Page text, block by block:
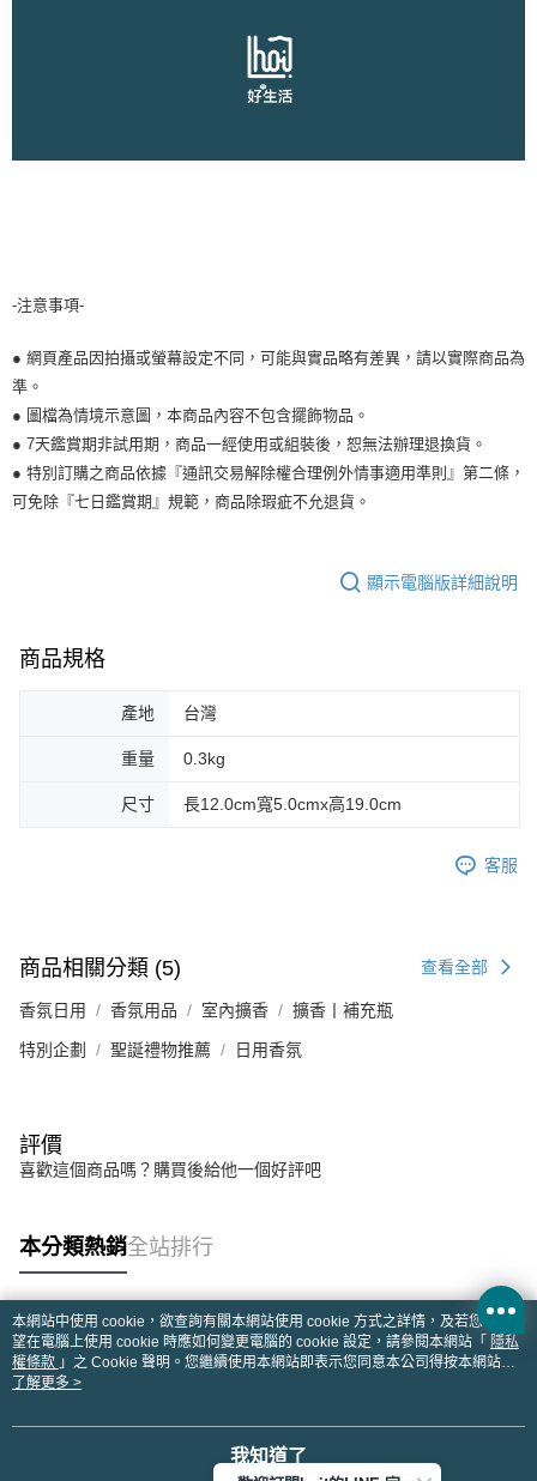
-注意事項-
● 網頁產品因拍攝或螢幕設定不同，可能與實品略有差異，請以實際商品為
準。
● 圖檔為情境示意圖，本商品內容不包含擺飾物品。
● 7天鑑賞期非試用期，商品一經使用或組裝後，恕無法辦理退換貨。
● 特別訂購之商品依據『通訊交易解除權合理例外情事適用準則』第二條，
可免除『七日鑑賞期』規範，商品除瑕疵不允退貨。
顯示電腦版詳細說明
商品規格
產地 台灣
重量 0.3kg
尺寸 長12.0cm寬5.0cmx高19.0cm
客服
商品相關分類 (5) 查看全部
香氛日用 香氛用品 室內擴香 擴香丨補充瓶
特別企劃 聖誕禮物推薦 日用香氛
評價
喜歡這個商品嗎？購買後給他一個好評吧
本分類熱銷全站排行
熱門標籤
本網站中使用 cookie，欲查詢有關本網站使用 cookie 方式之詳情，及若您不希
望在電腦上使用 cookie 時應如何變更電腦的 cookie 設定，請參閱本網站「 隱私
權條款 」之 Cookie 聲明。您繼續使用本網站即表示您同意本公司得按本網站使
用條款之 Cookie 聲明使用 cookie。
了解更多 >
我知道了